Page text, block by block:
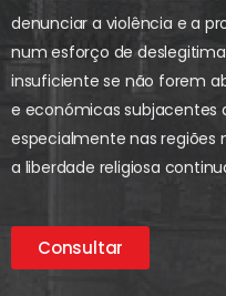
denunciar a violência e a
num esforço de
insuficiente se não forem
e económicas subjacentes
especialmente nas regiões
a liberdade religiosa
Consultar